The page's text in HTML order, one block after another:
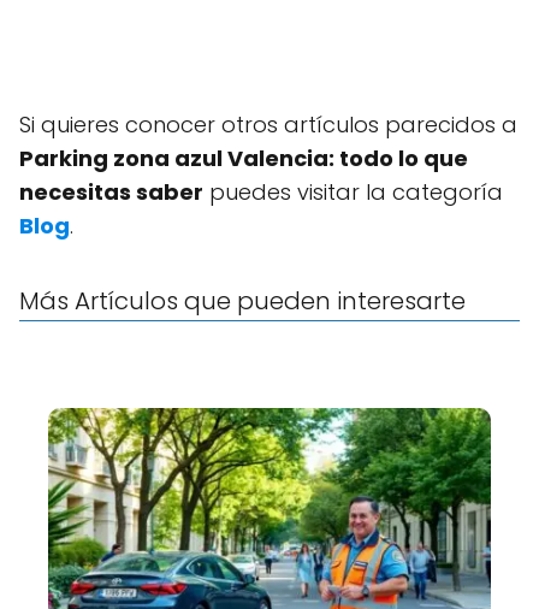
Si quieres conocer otros artículos parecidos a
Parking zona azul Valencia: todo lo que
necesitas saber puedes visitar la categoría
Blog.
Más Artículos que pueden interesarte